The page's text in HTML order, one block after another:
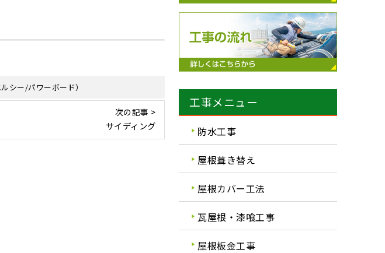
シー/パワーボード）
次の記事 >
サイディング
工事メニュー
防水工事
屋根葺き替え
屋根カバー工法
瓦屋根・漆喰工事
屋根板金工事